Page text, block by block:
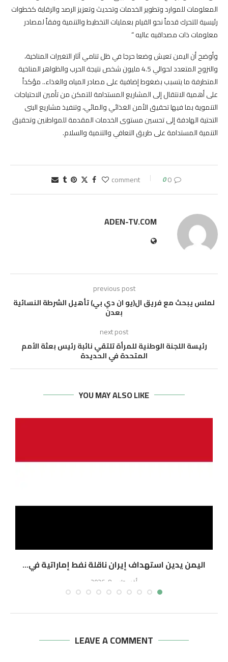
المعلومات للموارد وتطوير الخدمات وتحديث وتعزيز الرصد والرقابة كخطوات
رئيسية للتحرك قدماً نحو القيام بعمليات التخطيط والتنمية وفقاً لمصادر
معلومات ذات مصداقيه عاليه “
وأوضح أن اليمن تعيش وضعا حرجا في ظل تنامي آثار التغيرات المناخية،
والنزوح المتعدد لحوالي 4.5 مليون شخص نتيجة الحرب والظواهر المناخية
المتطرفة ما يتسبب بضغوط إضافية على مصادر المياه والغذاء.. مؤكداً
على أهمية الانتقال إلى المشاريع المستدامة للتمكن من تأمين الاحتياجات
التنموية بما فيها تحقيق الأمن الغذائي والمائي، وتنفيذ مشاريع البنى
التحتية الهادفة إلى تحسين مستوى الخدمات المقدمة للمواطنين وتحقيق
التنمية المستدامة على طريق التعافي والتنمية والسلام.
0 comment
0
ADEN-TV.COM
previous post
لملس يبحث مع فريق ال(يو ان دي بي) تأهيل الشرطة النسائية
بعدن
next post
رئيسة اللجنة الوطنية للمرأة تلتقي نائبة رئيس بعثة الأمم
المتحدة في الحديدة
YOU MAY ALSO LIKE
اليمن يدين استهداف إيران ناقلة نفط إماراتية في...
أغسطس 8, 2026
LEAVE A COMMENT